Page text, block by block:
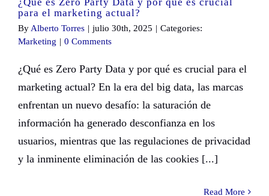
para el marketing actual?
By Alberto Torres | julio 30th, 2025 | Categories:
Marketing | 0 Comments
¿Qué es Zero Party Data y por qué es crucial para el
marketing actual? En la era del big data, las marcas
enfrentan un nuevo desafío: la saturación de
información ha generado desconfianza en los
usuarios, mientras que las regulaciones de privacidad
y la inminente eliminación de las cookies [...]
Read More